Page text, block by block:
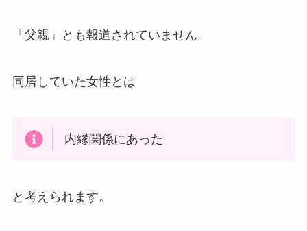
「父親」とも報道されていません。
同居していた女性とは
内縁関係にあった
と考えられます。